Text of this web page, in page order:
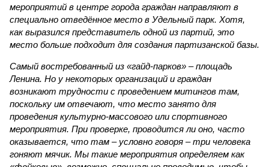
мероприятий в центре города граждан направляют в
специально отведённое место в Удельный парк. Хотя,
как выразился представитель одной из партий, это
место больше подходит для создания партизанской базы.
Самый востребованный из «гайд-парков» – площадь
Ленина. Но у некоторых организаций и граждан
возникают трудности с проведением митингов там,
поскольку им отвечают, что место занято для
проведения культурно-массового или спортивного
мероприятия. При проверке, проводится ли оно, часто
оказывается, что там – условно говоря – три человека
гоняют мячик. Мы такие мероприятия определяем как